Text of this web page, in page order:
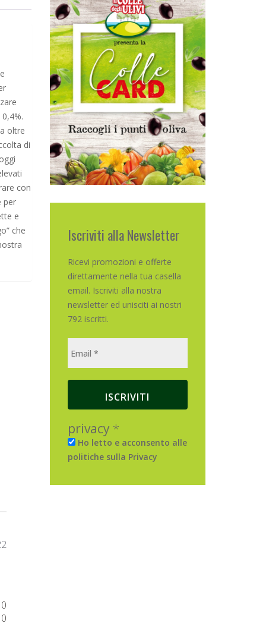
oltre
di
con
per
e
che
0
0
Iscriviti alla Newsletter
Ricevi promozioni e offerte
direttamente nella tua casella
email. Iscriviti alla nostra
newsletter ed unisciti ai nostri
792 iscritti.
privacy *
Ho letto e acconsento alle
politiche sulla Privacy